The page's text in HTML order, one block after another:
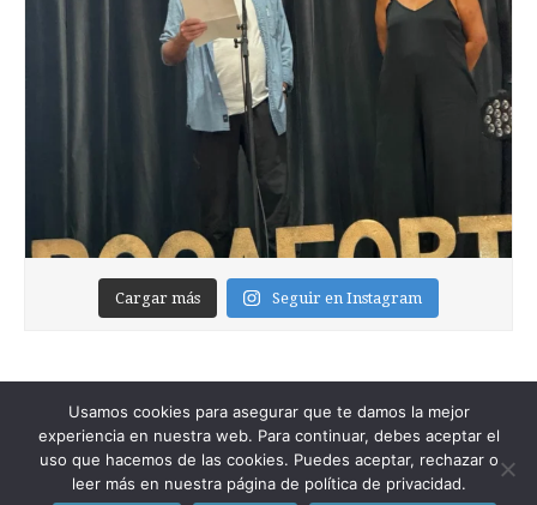
Cargar más Seguir en Instagram
Copyright © 2026 Foixblog . All Rights Reserved.
Usamos cookies para asegurar que te damos la mejor
experiencia en nuestra web. Para continuar, debes aceptar el
uso que hacemos de las cookies. Puedes aceptar, rechazar o
leer más en nuestra página de política de privacidad.